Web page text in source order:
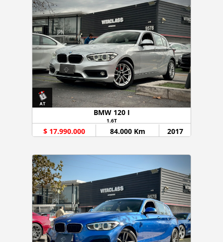
BMW 120 I
1.6T
$ 17.990.000 84.000 Km 2017